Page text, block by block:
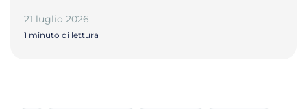
21 luglio 2026
1 minuto di lettura